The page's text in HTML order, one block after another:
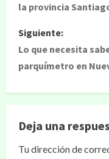
la provincia
Siguiente:
Lo que necesita
parquímetro en
Deja una
Tu dirección de